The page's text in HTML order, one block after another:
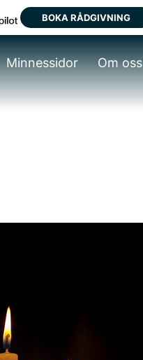
BOKA RÅDGIVNING
Minnessidor Om oss